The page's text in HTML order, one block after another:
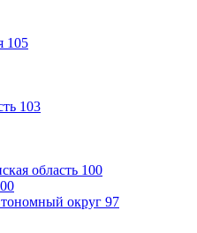
105
103
область 100
округ 97